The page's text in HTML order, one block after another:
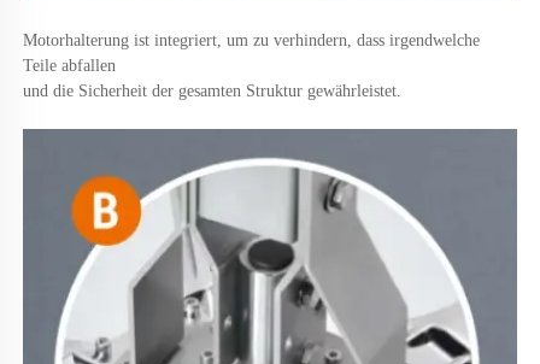
Motorhalterung ist integriert, um zu verhindern, dass irgendwelche
Teile abfallen
und die Sicherheit der gesamten Struktur gewährleistet.